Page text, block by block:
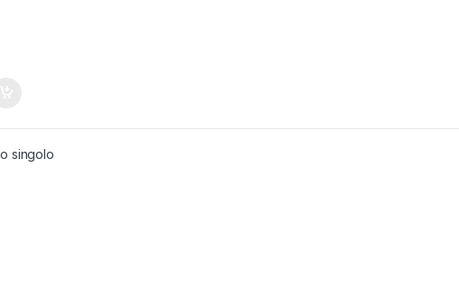
singolo